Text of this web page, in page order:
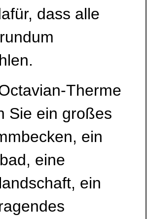
dass alle
Therme
Sie ein großes
ein
eine
ein